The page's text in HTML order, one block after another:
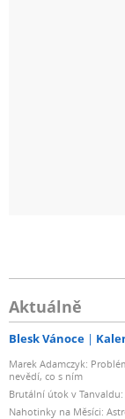
Aktuálně
Blesk Vánoce
Marek Adamczyk:
nevědí, co s ním
Brutální útok v
Nahotinky na Měsíci: